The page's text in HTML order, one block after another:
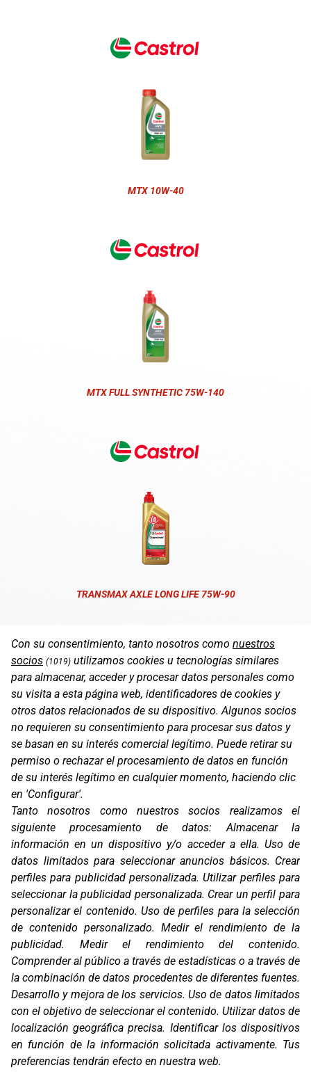
MTX 10W-40
MTX FULL SYNTHETIC 75W-140
TRANSMAX AXLE LONG LIFE 75W-90
C/ Coneixement 5, 08850
Gavà (Barcelona)
Contacto
T. (+34) 93 638 38 60
Email:
corver@corver.es
Marcas
Productos
Compañía
Blog
Contacto
FAQ
Canal Ético
Zona Clientes
Síguenos
Con su consentimiento, tanto nosotros como nuestros
socios (1019) utilizamos cookies u tecnologías similares
para almacenar, acceder y procesar datos personales como
su visita a esta página web, identificadores de cookies y
otros datos relacionados de su dispositivo. Algunos socios
no requieren su consentimiento para procesar sus datos y
se basan en su interés comercial legítimo. Puede retirar su
permiso o rechazar el procesamiento de datos en función
de su interés legítimo en cualquier momento, haciendo clic
en 'Configurar'.
Tanto nosotros como nuestros socios realizamos el
siguiente procesamiento de datos:Almacenar la
información en un dispositivo y/o acceder a ella. Uso de
datos limitados para seleccionar anuncios básicos. Crear
perfiles para publicidad personalizada.Utilizar perfiles para
seleccionar la publicidad personalizada. Crear un perfil para
personalizar el contenido. Uso de perfiles para la selección
de contenido personalizado. Medir el rendimiento de la
publicidad. Medir el rendimiento del contenido.
Comprender al público a través de estadísticas o a través de
la combinación de datos procedentes de diferentes fuentes.
Desarrollo y mejora de los servicios.Uso de datos limitados
con el objetivo de seleccionar el contenido. Utilizar datos de
localización geográfica precisa. Identificar los dispositivos
en función de la información solicitada activamente. Tus
preferencias tendrán efecto en nuestra web.